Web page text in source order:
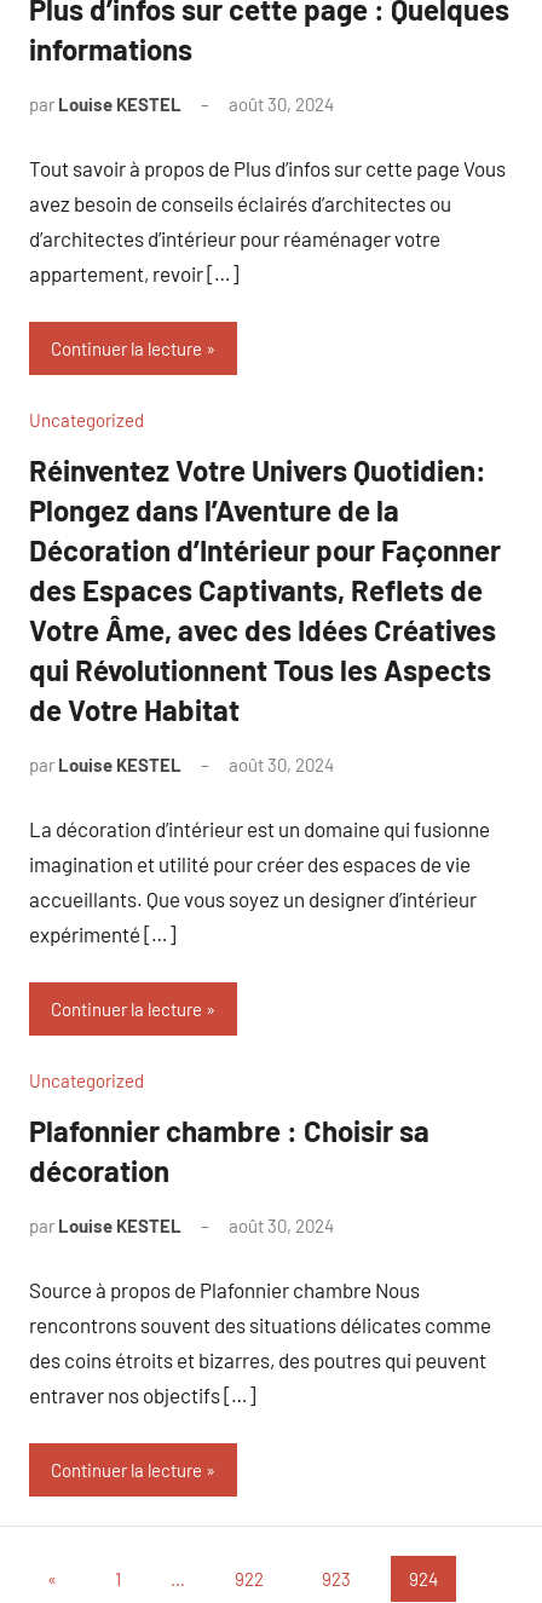
Plus d’infos sur cette page : Quelques
informations
par Louise KESTEL août 30, 2024
Tout savoir à propos de Plus d’infos sur cette page Vous
avez besoin de conseils éclairés d’architectes ou
d’architectes d’intérieur pour réaménager votre
appartement, revoir […]
Continuer la lecture
Uncategorized
Réinventez Votre Univers Quotidien:
Plongez dans l’Aventure de la
Décoration d’Intérieur pour Façonner
des Espaces Captivants, Reflets de
Votre Âme, avec des Idées Créatives
qui Révolutionnent Tous les Aspects
de Votre Habitat
par Louise KESTEL août 30, 2024
La décoration d’intérieur est un domaine qui fusionne
imagination et utilité pour créer des espaces de vie
accueillants. Que vous soyez un designer d’intérieur
expérimenté […]
Continuer la lecture
Uncategorized
Plafonnier chambre : Choisir sa
décoration
par Louise KESTEL août 30, 2024
Source à propos de Plafonnier chambre Nous
rencontrons souvent des situations délicates comme
des coins étroits et bizarres, des poutres qui peuvent
entraver nos objectifs […]
Continuer la lecture
Pagination
« Publications
1 … 922 923 924